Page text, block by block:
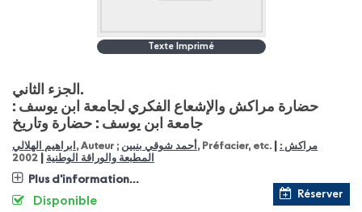
Texte Imprimé
الجزء الثاني.
حضارة مراكش والإشعاع الفكري لجامعة ابن يوسف :
جامعة ابن يوسف : حضارة وتاريخ
ابراهيم الهلالي , Auteur ; أحمد شوقي بنبين , Préfacier, etc.
مراكش :
المطبعة والوراقة الوطنية
2002
Plus d'information...
Réserver
Disponible